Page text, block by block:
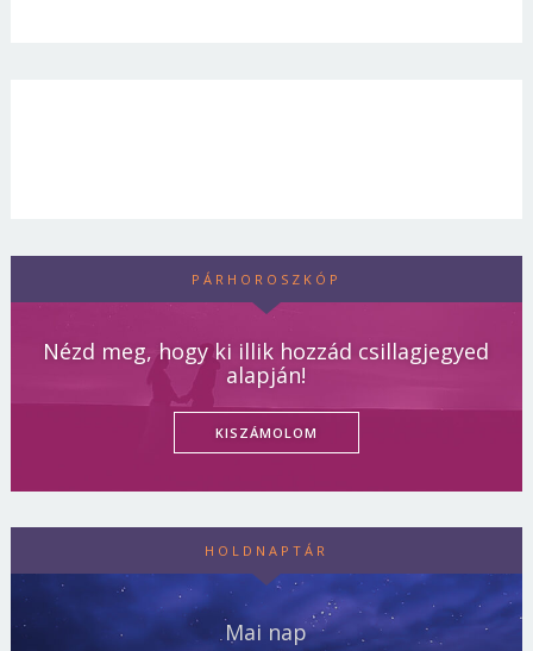
PÁRHOROSZKÓP
Nézd meg, hogy ki illik hozzád csillagjegyed
alapján!
KISZÁMOLOM
HOLDNAPTÁR
Mai nap